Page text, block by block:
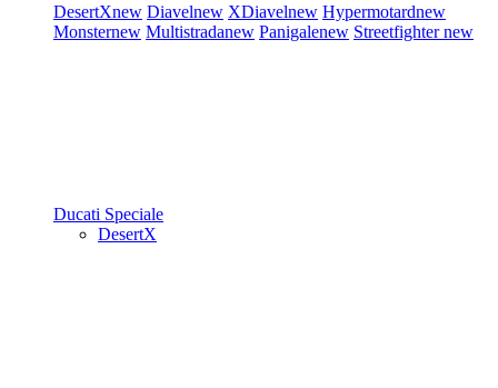
DesertXnew Diavelnew XDiavelnew Hypermotardnew
Monsternew Multistradanew Panigalenew Streetfighternew
Ducati Speciale
DesertX